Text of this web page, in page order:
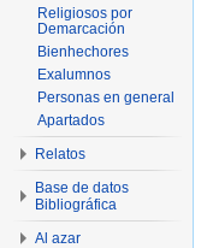
Religiosos por
Demarcación
Bienhechores
Exalumnos
Personas en general
Apartados
Relatos
Base de datos
Bibliográfica
Al azar